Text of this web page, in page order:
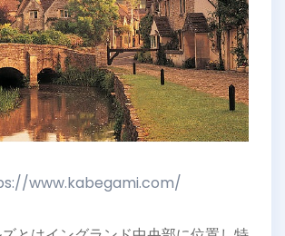
www.kabegami.com/